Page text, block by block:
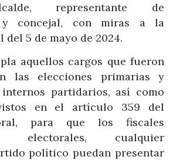
representante de
y concejal, con miras a la
del 5 de mayo de 2024.
aquellos cargos que fueron
las elecciones primarias y
internos partidarios, así como
en el artículo 359 del
para que los fiscales
electorales, cualquier
político puedan presentar